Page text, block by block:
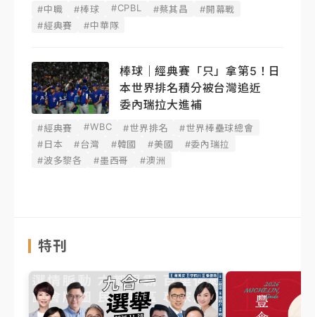
#中職 #棒球 #CPBL #蔡其昌
#開幕戰
#經典賽
#中華隊
棒球｜經典賽「只」拿第5！日
本世界排名積分被台灣追近
委內瑞拉大進補
#經典賽 #WBC #世界排名
#世界棒壘球總會
#日本
#台灣 #韓國 #美國
#委內瑞拉
#波多黎各
#墨西哥 #澳洲
特刊